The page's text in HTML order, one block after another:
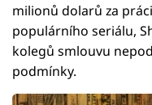
milionů dolarů za
populárního seriálu,
kolegů smlouvu
podmínky.